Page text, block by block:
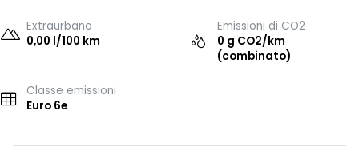
Extraurbano
0,00 l/100 km
Emissioni di CO2
0 g CO2/km
(combinato)
Classe emissioni
Euro 6e